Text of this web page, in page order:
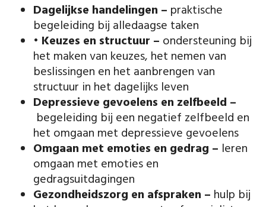
Dagelijkse handelingen – praktische
begeleiding bij alledaagse taken
• Keuzes en structuur – ondersteuning bij
het maken van keuzes, het nemen van
beslissingen en het aanbrengen van
structuur in het dagelijks leven
Depressieve gevoelens en zelfbeeld –
begeleiding bij een negatief zelfbeeld en
het omgaan met depressieve gevoelens
Omgaan met emoties en gedrag – leren
omgaan met emoties en
gedragsuitdagingen
Gezondheidszorg en afspraken – hulp bij